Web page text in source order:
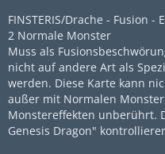
FINSTERIS/Drache - Fusion -
2 Normale Monster
Muss als
nicht auf andere Art als
werden. Diese Karte kann
außer mit Normalen
Monstereffekten unberührt.
Genesis Dragon"